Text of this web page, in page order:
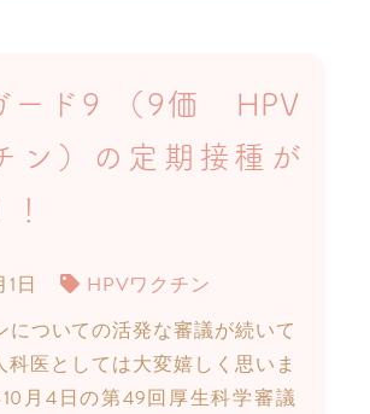
ード9 （9価 HPV
ン）の定期接種が
1日
HPVワクチン
についての活発な審議が続いて
科医としては大変嬉しく思いま
月4日の第49回厚生科学審議